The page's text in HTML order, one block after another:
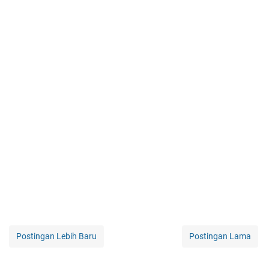
Postingan Lebih Baru Postingan Lama